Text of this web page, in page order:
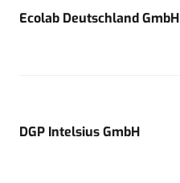
Ecolab Deutschland GmbH
DGP Intelsius GmbH